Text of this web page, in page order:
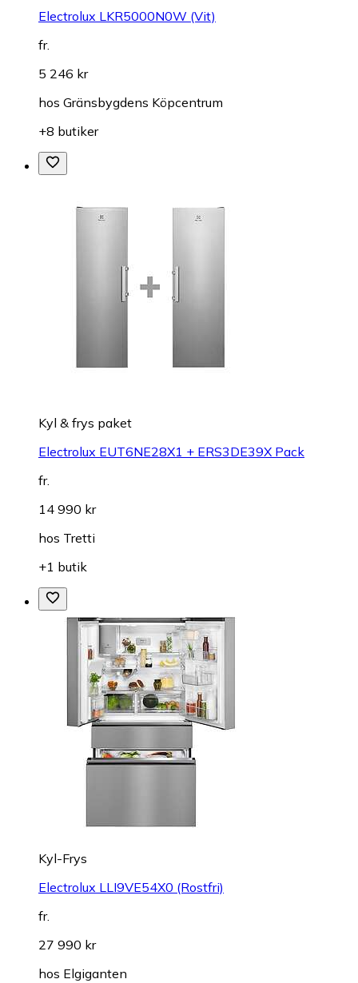
Electrolux LKR5000N0W (Vit)
fr.
5 246 kr
hos Gränsbygdens Köpcentrum
+8 butiker
Kyl & frys paket
Electrolux EUT6NE28X1 + ERS3DE39X Pack
fr.
14 990 kr
hos Tretti
+1 butik
Kyl-Frys
Electrolux LLI9VE54X0 (Rostfri)
fr.
27 990 kr
hos Elgiganten